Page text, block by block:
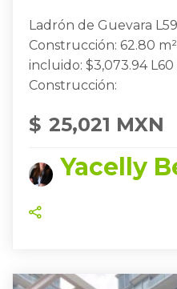
Ladrón de Guevara
Construcción: 62.80
incluido: $3,073.94 L60
Construcción:
$ 25,021 MXN
Yacelly